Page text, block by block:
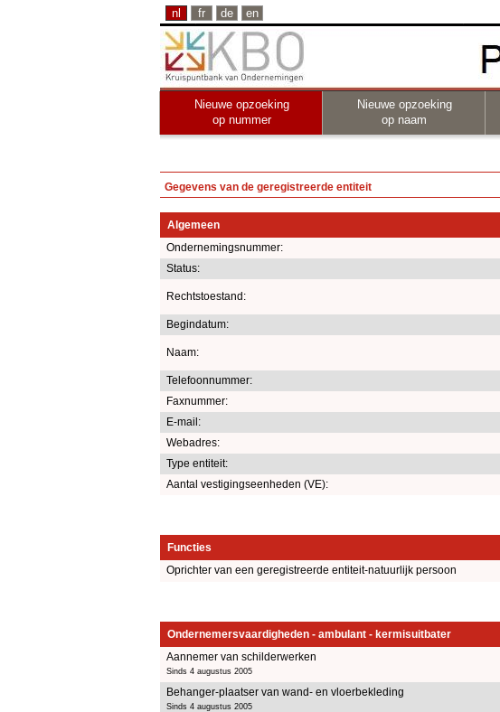
nl fr de en
Nieuwe opzoeking
op nummer
Nieuwe opzoeking
op naam
Gegevens van de geregistreerde entiteit
Algemeen
Ondernemingsnummer:
Status:
Rechtstoestand:
Begindatum:
Naam:
Telefoonnummer:
Faxnummer:
E-mail:
Webadres:
Type entiteit:
Aantal vestigingseenheden (VE):
Functies
Oprichter van een geregistreerde entiteit-natuurlijk persoon
Ondernemersvaardigheden - ambulant - kermisuitbater
Aannemer van schilderwerken
Sinds 4 augustus 2005
Behanger-plaatser van wand- en vloerbekleding
Sinds 4 augustus 2005